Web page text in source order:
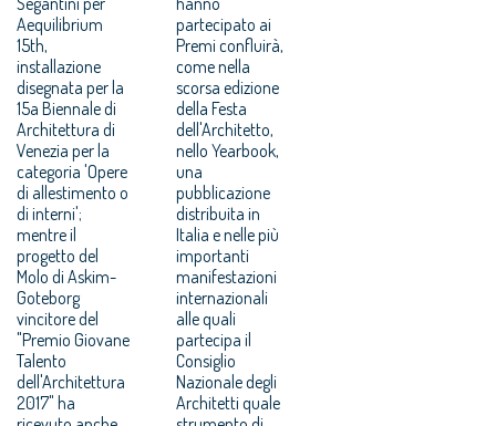
Aequilibrium
15th,
installazione
disegnata per la
15a Biennale di
Architettura di
Venezia per la
categoria 'Opere
di allestimento o
di interni';
mentre il
progetto del
Molo di Askim-
Goteborg
vincitore del
"Premio Giovane
Talento
dell'Architettura
2017" ha
partecipato ai
Premi confluirà,
come nella
scorsa edizione
della Festa
dell'Architetto,
nello Yearbook,
una
pubblicazione
distribuita in
Italia e nelle più
importanti
manifestazioni
internazionali
alle quali
partecipa il
Consiglio
Nazionale degli
Architetti quale